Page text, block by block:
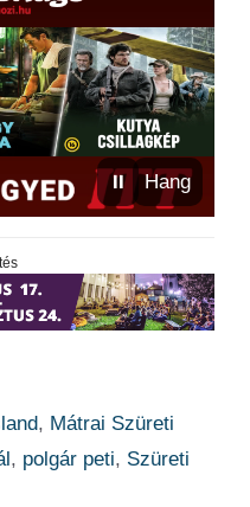
⏸ Hang
, Mátrai Szüreti
, polgár peti, Szüreti